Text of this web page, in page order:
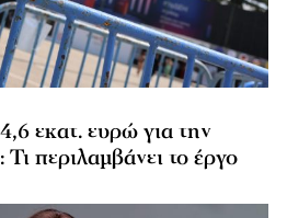
εκατ. ευρώ για την
περιλαμβάνει το έργο